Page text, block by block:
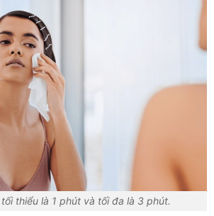
thiểu là 1 phút và tối đa là 3 phút.